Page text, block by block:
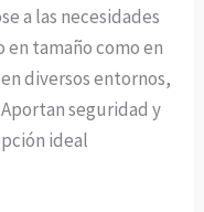
a las necesidades
tamaño como en
diversos entornos,
seguridad y
ideal